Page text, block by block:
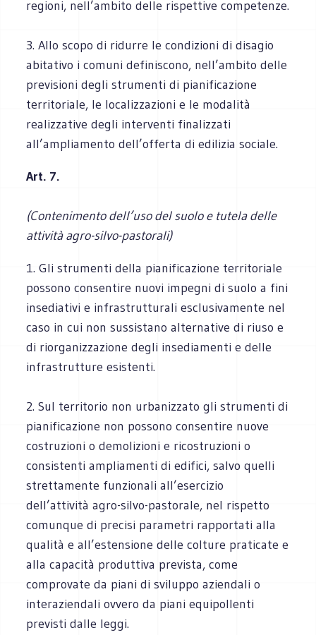
regioni, nell’ambito delle rispettive competenze.
3. Allo scopo di ridurre le condizioni di disagio
abitativo i comuni definiscono, nell’ambito delle
previsioni degli strumenti di pianificazione
territoriale, le localizzazioni e le modalità
realizzative degli interventi finalizzati
all’ampliamento dell’offerta di edilizia sociale.
Art. 7.
(Contenimento dell’uso del suolo e tutela delle
attività agro-silvo-pastorali)
1. Gli strumenti della pianificazione territoriale
possono consentire nuovi impegni di suolo a fini
insediativi e infrastrutturali esclusivamente nel
caso in cui non sussistano alternative di riuso e
di riorganizzazione degli insediamenti e delle
infrastrutture esistenti.
2. Sul territorio non urbanizzato gli strumenti di
pianificazione non possono consentire nuove
costruzioni o demolizioni e ricostruzioni o
consistenti ampliamenti di edifici, salvo quelli
strettamente funzionali all’esercizio
dell’attività agro-silvo-pastorale, nel rispetto
comunque di precisi parametri rapportati alla
qualità e all’estensione delle colture praticate e
alla capacità produttiva prevista, come
comprovate da piani di sviluppo aziendali o
interaziendali ovvero da piani equipollenti
previsti dalle leggi.